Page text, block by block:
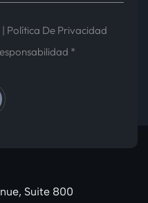
| Política De Privacidad
*
Suite 800